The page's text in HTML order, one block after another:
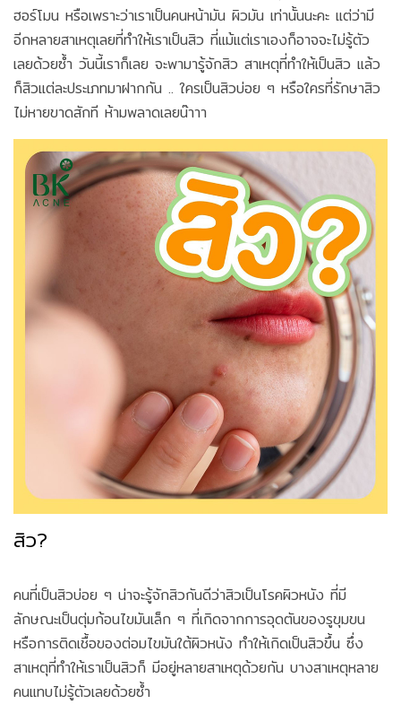
ฮอร์โมน หรือเพราะว่าเราเป็นคนหน้ามัน ผิวมัน เท่านั้นนะคะ แต่ว่ามี
อีกหลายสาเหตุเลยที่ทำให้เราเป็นสิว ที่แม้แต่เราเองก็อาจจะไม่รู้ตัว
เลยด้วยซ้ำ วันนี้เราก็เลย จะพามารู้จักสิว สาเหตุที่ทำให้เป็นสิว แล้ว
ก็สิวแต่ละประเภทมาฝากกัน .. ใครเป็นสิวบ่อย ๆ หรือใครที่รักษาสิว
ไม่หายขาดสักที ห้ามพลาดเลยน๊าาา
สิว?
คนที่เป็นสิวบ่อย ๆ น่าจะรู้จักสิวกันดีว่าสิวเป็นโรคผิวหนัง ที่มี
ลักษณะเป็นตุ่มก้อนไขมันเล็ก ๆ ที่เกิดจากการอุดตันของรูขุมขน
หรือการติดเชื้อของต่อมไขมันใต้ผิวหนัง ทำให้เกิดเป็นสิวขึ้น ซึ่ง
สาเหตุที่ทำให้เราเป็นสิวก็ มีอยู่หลายสาเหตุด้วยกัน บางสาเหตุหลาย
คนแทบไม่รู้ตัวเลยด้วยซ้ำ